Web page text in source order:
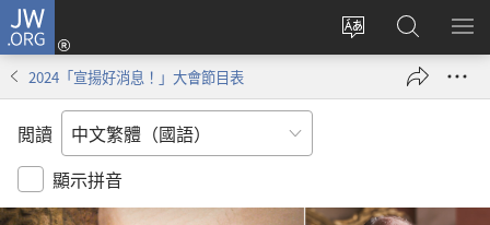
JW.ORG
更
登
入
（開
搜
尋
JW.ORG
顯
2024「宣揚好消息！」大會節目表
閲讀
顯示拼音